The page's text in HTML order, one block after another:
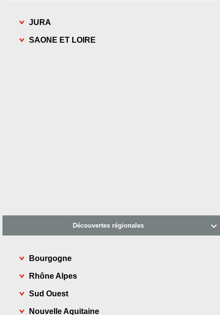
JURA
SAONE ET LOIRE

Découvertes régionales
Bourgogne
Rhône Alpes
Sud Ouest
Nouvelle Aquitaine